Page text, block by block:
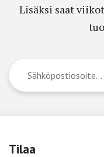
Lisäksi saat
Tilaa